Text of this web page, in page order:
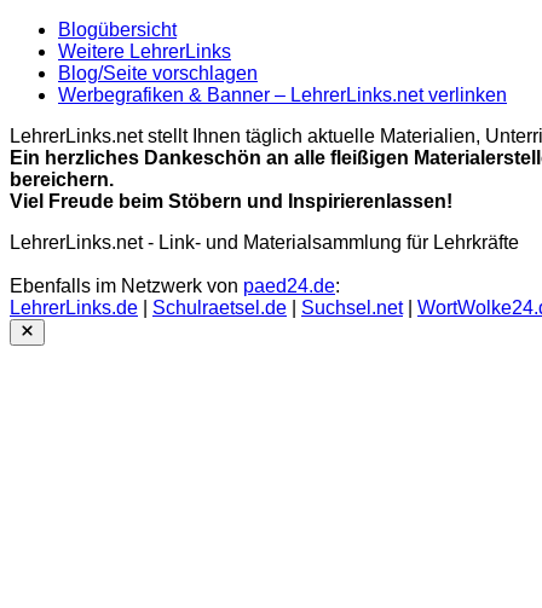
Blogübersicht
Weitere LehrerLinks
Blog/Seite vorschlagen
Werbegrafiken & Banner – LehrerLinks.net verlinken
LehrerLinks.net stellt Ihnen täglich aktuelle Materialien,
Ein herzliches Dankeschön an alle fleißigen
bereichern.
Viel Freude beim Stöbern und Inspirierenlassen!
LehrerLinks.net - Link- und Materialsammlung für Lehrkräfte
Ebenfalls im Netzwerk von paed24.de:
LehrerLinks.de
Schulraetsel.de Suchsel.net|
Close